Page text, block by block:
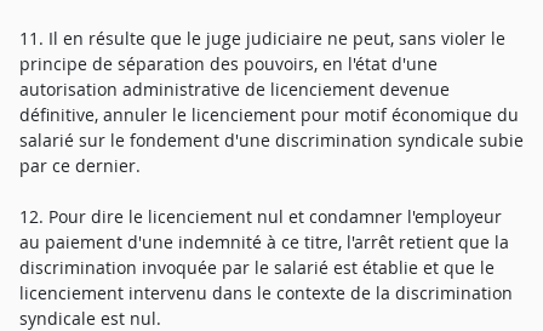
11. Il en résulte que le juge judiciaire ne peut, sans violer le
principe de séparation des pouvoirs, en l'état d'une
autorisation administrative de licenciement devenue
définitive, annuler le licenciement pour motif économique du
salarié sur le fondement d'une discrimination syndicale subie
par ce dernier.
12. Pour dire le licenciement nul et condamner l'employeur
au paiement d'une indemnité à ce titre, l'arrêt retient que la
discrimination invoquée par le salarié est établie et que le
licenciement intervenu dans le contexte de la discrimination
syndicale est nul.